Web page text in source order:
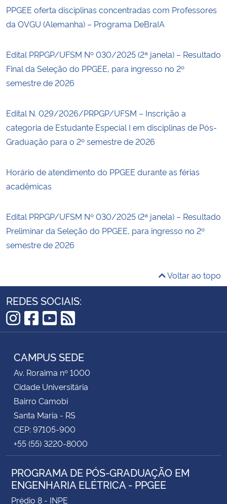
PPGEE oferta disciplinas concentradas com Professores
da OVGU (Alemanha) – Programa DeBraIA
Edital PRPGP/UFSM Nº 030/2025 (2ª janela) – Resultado
Final da Seleção do PPGEE, para ingresso no 2º
semestre de 2026
Edital N. 029/2026/PRPGP/UFSM – Inscrição a
categoria de Estudante Especial I em disciplinas de Pós-
Graduação para o 2º semestre de 2026
Horário de atendimento do PPGEE durante as férias
acadêmicas
Edital PRPGP/UFSM Nº 030/2025 (2ª janela) – Resultado
Preliminar da Seleção do PPGEE, para ingresso no 2º
semestre de 2026
Voltar ao topo
REDES SOCIAIS:
Instagram
Facebook
YouTube
RSS
CAMPUS SEDE
Av. Roraima nº 1000
Cidade Universitária
Bairro Camobi
Santa Maria - RS
CEP: 97105-900
+55 (55) 3220-8000
PROGRAMA DE PÓS-GRADUAÇÃO EM
ENGENHARIA ELÉTRICA - PPGEE
Prédio 8 - INPE